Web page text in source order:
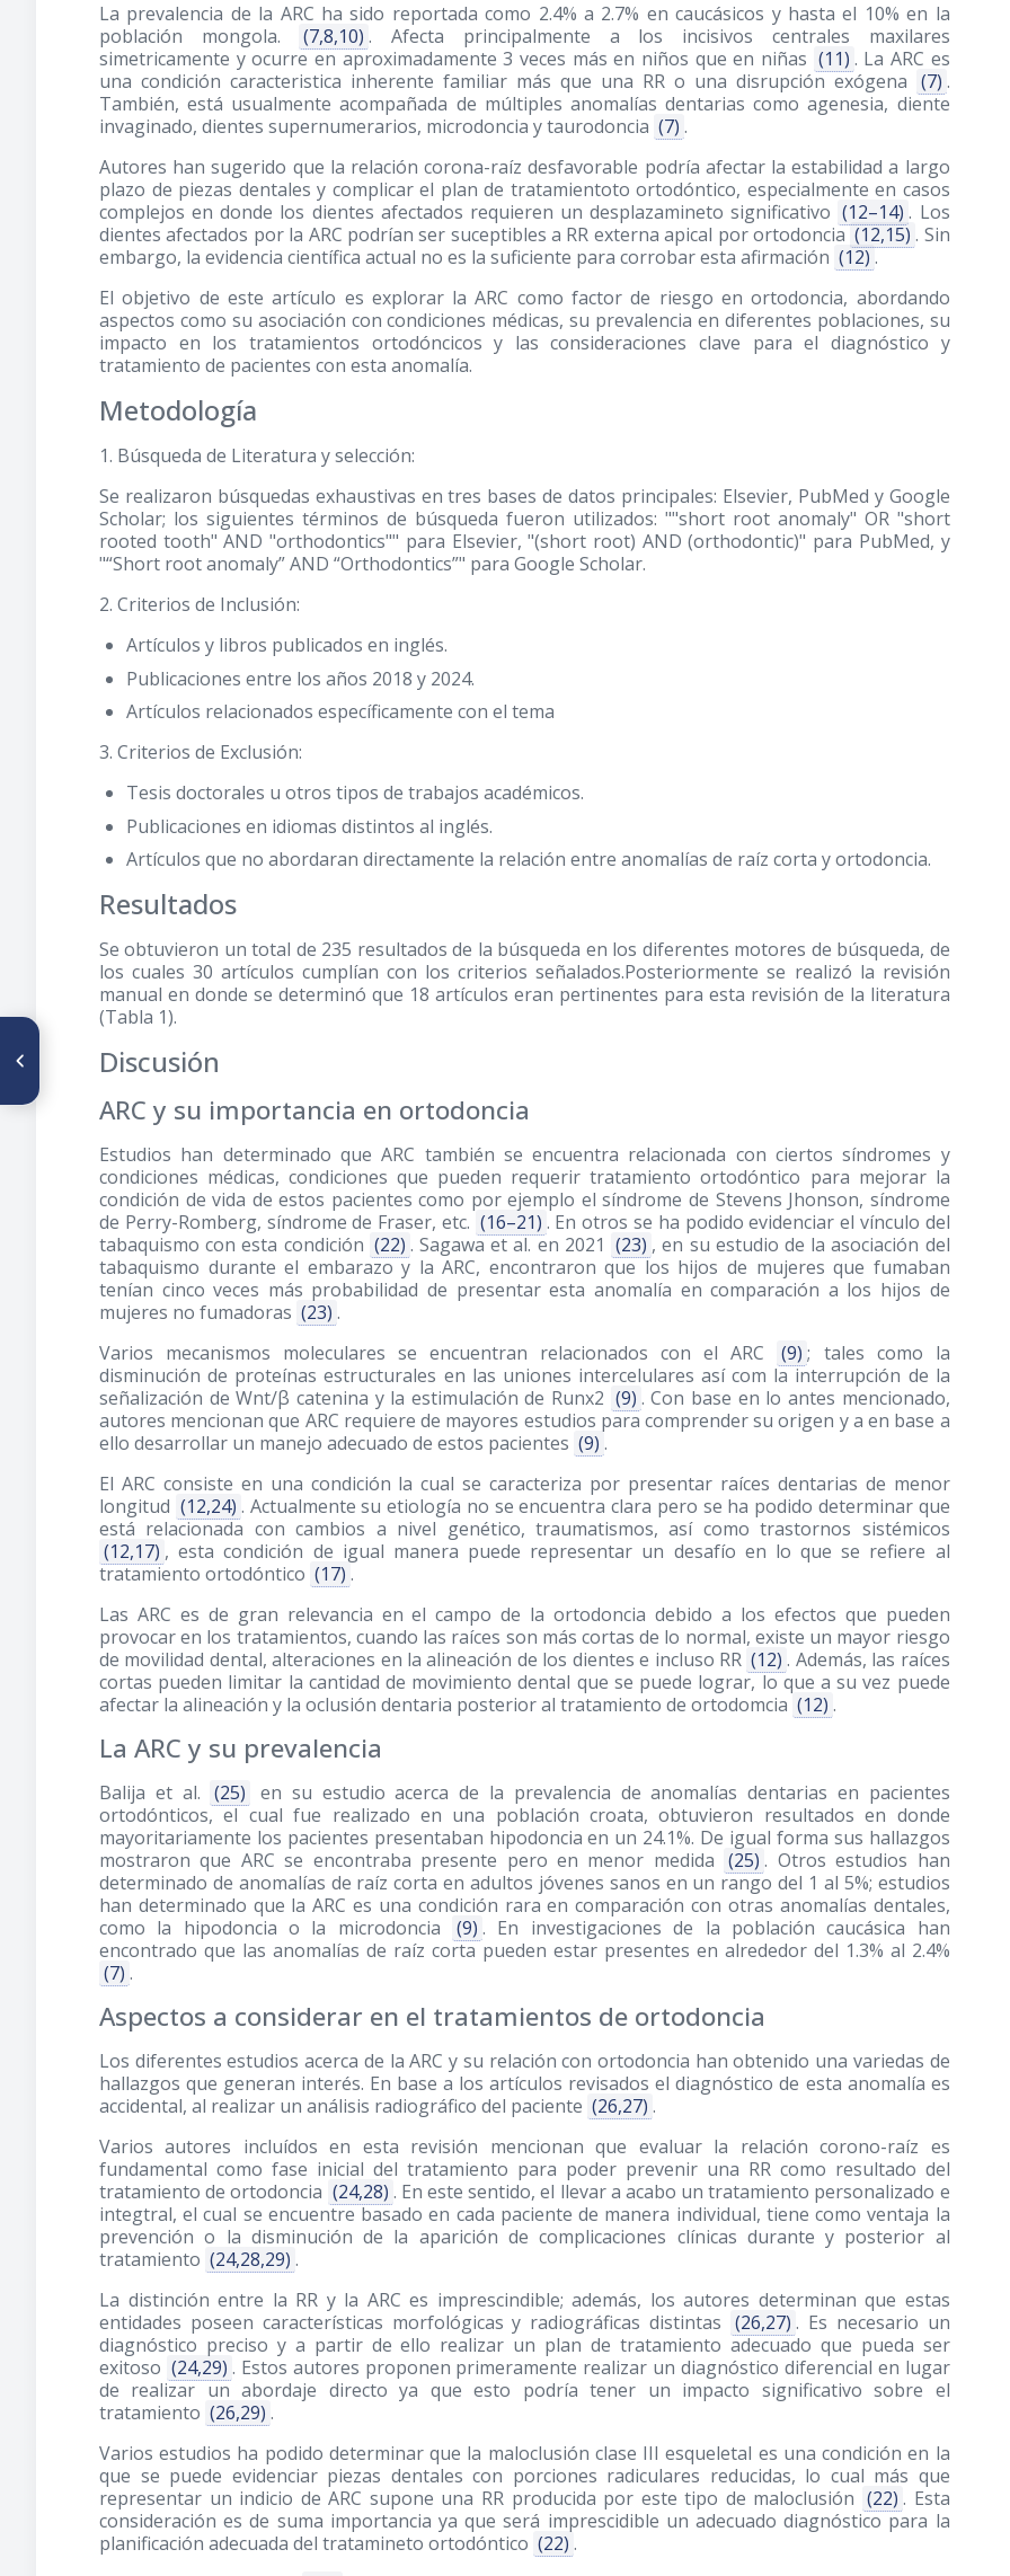
La prevalencia de la ARC ha sido reportada como 2.4% a 2.7% en caucásicos y hasta el 10% en la
población mongola.
(7,8,10) . Afecta principalmente a los incisivos centrales maxilares
simetricamente y ocurre en aproximadamente 3 veces más en niños que en niñas (11) . La ARC es
una condición caracteristica inherente familiar más que una RR o una disrupción exógena (7) .
También, está usualmente acompañada de múltiples anomalías dentarias como agenesia, diente
invaginado, dientes supernumerarios, microdoncia y taurodoncia (7) .
Autores han sugerido que la relación corona-raíz desfavorable podría afectar la estabilidad a largo
plazo de piezas dentales y complicar el plan de tratamientoto ortodóntico, especialmente en casos
complejos en donde los dientes afectados requieren un desplazamineto significativo (12–14) . Los
dientes afectados por la ARC podrían ser suceptibles a RR externa apical por ortodoncia (12,15) . Sin
embargo, la evidencia científica actual no es la suficiente para corrobar esta afirmación (12) .
El objetivo de este artículo es explorar la ARC como factor de riesgo en ortodoncia, abordando
aspectos como su asociación con condiciones médicas, su prevalencia en diferentes poblaciones, su
impacto en los tratamientos ortodóncicos y las consideraciones clave para el diagnóstico y
tratamiento de pacientes con esta anomalía.
Metodología
1. Búsqueda de Literatura y selección:
Se realizaron búsquedas exhaustivas en tres bases de datos principales: Elsevier, PubMed y Google
Scholar; los siguientes términos de búsqueda fueron utilizados: ""short root anomaly" OR "short
rooted tooth" AND "orthodontics"" para Elsevier, "(short root) AND (orthodontic)" para PubMed, y
"“Short root anomaly” AND “Orthodontics”" para Google Scholar.
2. Criterios de Inclusión:
Artículos y libros publicados en inglés.
Publicaciones entre los años 2018 y 2024.
Artículos relacionados específicamente con el tema
3. Criterios de Exclusión:
Tesis doctorales u otros tipos de trabajos académicos.
Publicaciones en idiomas distintos al inglés.
Artículos que no abordaran directamente la relación entre anomalías de raíz corta y ortodoncia.
Resultados
Se obtuvieron un total de 235 resultados de la búsqueda en los diferentes motores de búsqueda, de
los cuales 30 artículos cumplían con los criterios señalados.Posteriormente se realizó la revisión
manual en donde se determinó que 18 artículos eran pertinentes para esta revisión de la literatura
(Tabla 1).
Discusión
ARC y su importancia en ortodoncia
Estudios han determinado que ARC también se encuentra relacionada con ciertos síndromes y
condiciones médicas, condiciones que pueden requerir tratamiento ortodóntico para mejorar la
condición de vida de estos pacientes como por ejemplo el síndrome de Stevens Jhonson, síndrome
de Perry-Romberg, síndrome de Fraser, etc. (16–21) . En otros se ha podido evidenciar el vínculo del
tabaquismo con esta condición (22) . Sagawa et al. en 2021 (23) , en su estudio de la asociación del
tabaquismo durante el embarazo y la ARC, encontraron que los hijos de mujeres que fumaban
tenían cinco veces más probabilidad de presentar esta anomalía en comparación a los hijos de
mujeres no fumadoras (23) .
Varios mecanismos moleculares se encuentran relacionados con el ARC
(9) ; tales como la
disminución de proteínas estructurales en las uniones intercelulares así com la interrupción de la
señalización de Wnt/β catenina y la estimulación de Runx2 (9) . Con base en lo antes mencionado,
autores mencionan que ARC requiere de mayores estudios para comprender su origen y a en base a
ello desarrollar un manejo adecuado de estos pacientes (9) .
El ARC consiste en una condición la cual se caracteriza por presentar raíces dentarias de menor
longitud (12,24) . Actualmente su etiología no se encuentra clara pero se ha podido determinar que
está relacionada con cambios a nivel genético, traumatismos, así como trastornos sistémicos
(12,17) , esta condición de igual manera puede representar un desafío en lo que se refiere al
tratamiento ortodóntico (17) .
Las ARC es de gran relevancia en el campo de la ortodoncia debido a los efectos que pueden
provocar en los tratamientos, cuando las raíces son más cortas de lo normal, existe un mayor riesgo
de movilidad dental, alteraciones en la alineación de los dientes e incluso RR (12) . Además, las raíces
cortas pueden limitar la cantidad de movimiento dental que se puede lograr, lo que a su vez puede
afectar la alineación y la oclusión dentaria posterior al tratamiento de ortodomcia (12) .
La ARC y su prevalencia
Balija et al. (25)
en su estudio acerca de la prevalencia de anomalías dentarias en pacientes
ortodónticos, el cual fue realizado en una población croata, obtuvieron resultados en donde
mayoritariamente los pacientes presentaban hipodoncia en un 24.1%. De igual forma sus hallazgos
mostraron que ARC se encontraba presente pero en menor medida
(25) . Otros estudios han
determinado de anomalías de raíz corta en adultos jóvenes sanos en un rango del 1 al 5%; estudios
han determinado que la ARC es una condición rara en comparación con otras anomalías dentales,
como la hipodoncia o la microdoncia
(9) . En investigaciones de la población caucásica han
encontrado que las anomalías de raíz corta pueden estar presentes en alrededor del 1.3% al 2.4%
(7) .
Aspectos a considerar en el tratamientos de ortodoncia
Los diferentes estudios acerca de la ARC y su relación con ortodoncia han obtenido una variedas de
hallazgos que generan interés. En base a los artículos revisados el diagnóstico de esta anomalía es
accidental, al realizar un análisis radiográfico del paciente (26,27) .
Varios autores incluídos en esta revisión mencionan que evaluar la relación corono-raíz es
fundamental como fase inicial del tratamiento para poder prevenir una RR como resultado del
tratamiento de ortodoncia (24,28) . En este sentido, el llevar a acabo un tratamiento personalizado e
integtral, el cual se encuentre basado en cada paciente de manera individual, tiene como ventaja la
prevención o la disminución de la aparición de complicaciones clínicas durante y posterior al
tratamiento (24,28,29) .
La distinción entre la RR y la ARC es imprescindible; además, los autores determinan que estas
entidades poseen características morfológicas y radiográficas distintas (26,27) . Es necesario un
diagnóstico preciso y a partir de ello realizar un plan de tratamiento adecuado que pueda ser
exitoso (24,29) . Estos autores proponen primeramente realizar un diagnóstico diferencial en lugar
de realizar un abordaje directo ya que esto podría tener un impacto significativo sobre el
tratamiento (26,29) .
Varios estudios ha podido determinar que la maloclusión clase III esqueletal es una condición en la
que se puede evidenciar piezas dentales con porciones radiculares reducidas, lo cual más que
representar un indicio de ARC supone una RR producida por este tipo de maloclusión (22) . Esta
consideración es de suma importancia ya que será imprescidible un adecuado diagnóstico para la
planificación adecuada del tratamineto ortodóntico (22) .
Volumen orofaríngeo según la
clase esqueletal y el biotipo